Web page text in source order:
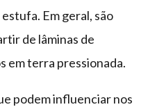
Em geral, são
de lâminas de
em terra pressionada.
podem influenciar nos